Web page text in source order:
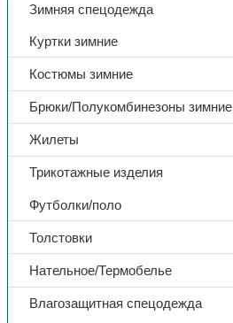
Зимняя спецодежда
Куртки зимние
Костюмы зимние
Брюки/Полукомбинезоны зимние
Жилеты
Трикотажные изделия
Футболки/поло
Толстовки
Нательное/Термобелье
Влагозащитная спецодежда